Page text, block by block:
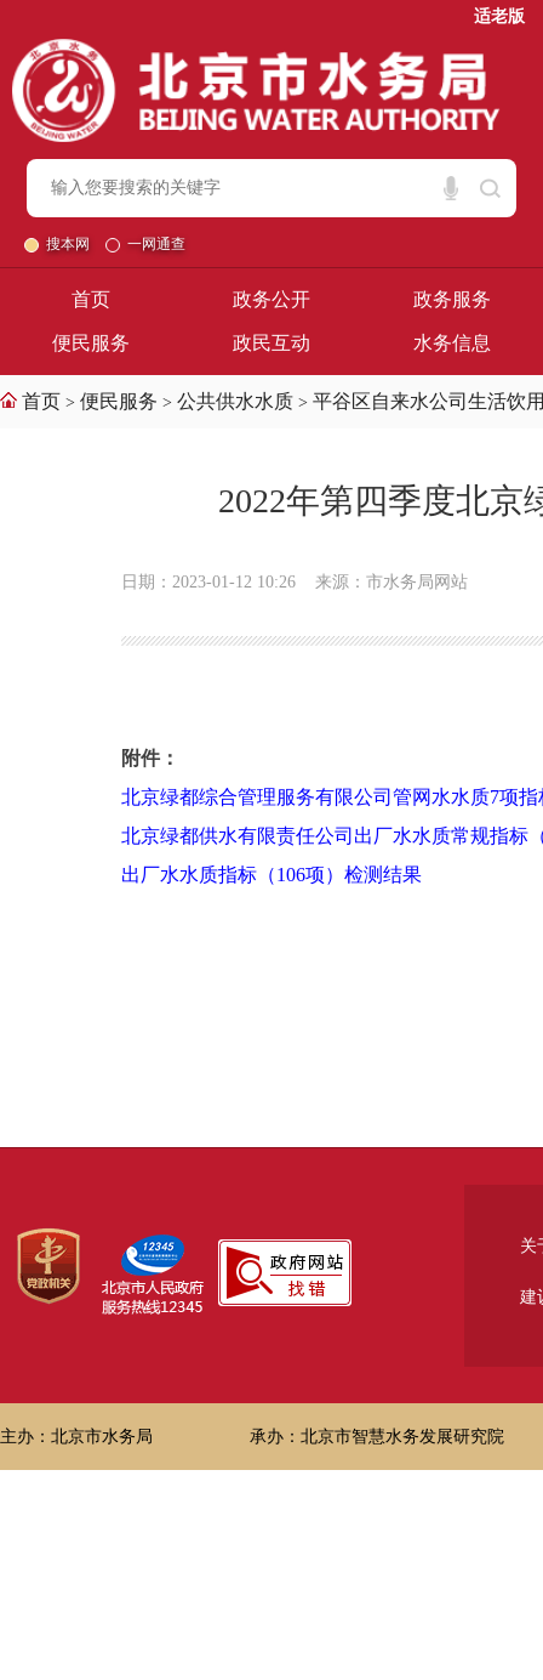
适老版
搜本网 一网通查
首页 政务公开 政务服务
便民服务 政民互动 水务信息
首页 > 便民服务 > 公共供水水质 > 平谷区自来水公司生活饮
2022年第四季度北
日期：2023-01-12 10:26 来源：市水务局网站
附件：
北京绿都综合管理服务有限公司管网水水质7项
北京绿都供水有限责任公司出厂水水质常规指标
出厂水水质指标（106项）检测结果
关
建
主办：北京市水务局 承办：北京市智慧水务发展研究院